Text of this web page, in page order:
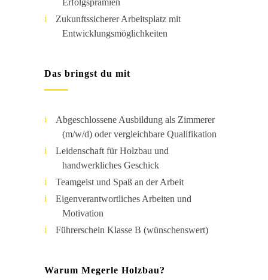
Zukunftssicherer Arbeitsplatz mit
Entwicklungsmöglichkeiten
Das bringst du mit
Abgeschlossene Ausbildung als Zimmerer
(m/w/d) oder vergleichbare Qualifikation
Leidenschaft für Holzbau und
handwerkliches Geschick
Teamgeist und Spaß an der Arbeit
Eigenverantwortliches Arbeiten und
Motivation
Führerschein Klasse B (wünschenswert)
Warum Megerle Holzbau?